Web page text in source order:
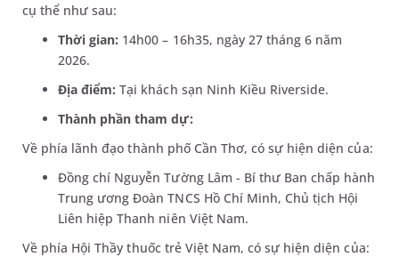
cụ thể như sau:
Thời gian: 14h00 – 16h35, ngày 27 tháng 6 năm
2026.
Địa điểm: Tại khách sạn Ninh Kiều Riverside.
Thành phần tham dự:
Về phía lãnh đạo thành phố Cần Thơ, có sự hiện diện của:
Đồng chí Nguyễn Tường Lâm - Bí thư Ban chấp hành
Trung ương Đoàn TNCS Hồ Chí Minh, Chủ tịch Hội
Liên hiệp Thanh niên Việt Nam.
Về phía Hội Thầy thuốc trẻ Việt Nam, có sự hiện diện của: